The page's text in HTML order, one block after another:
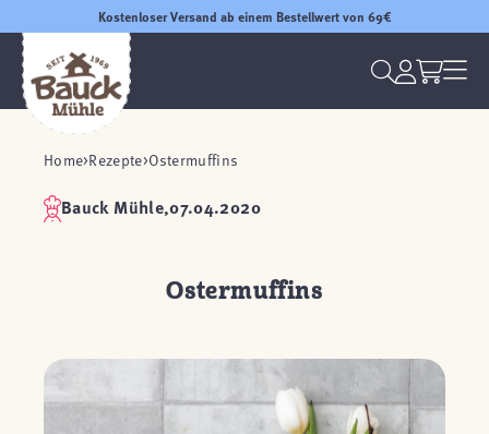
Kostenloser Versand ab einem Bestellwert von 69€
Home Rezepte Ostermuffins
Bauck Mühle,07.04.2020
Ostermuffins